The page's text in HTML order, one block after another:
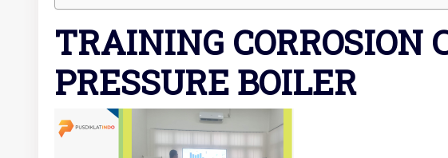
TRAINING CORROSION
PRESSURE BOILER